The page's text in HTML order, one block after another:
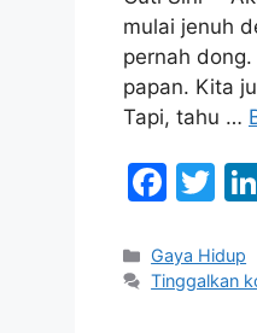
c
e
b
o
o
k
itt
er
mulai jenuh
pernah
papan. Kita
Tapi, tahu …
F
c
e
T
itt
er
Kategori
Gaya Hidup
Tinggalkan